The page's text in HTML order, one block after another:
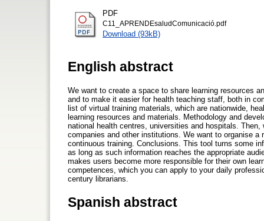
PDF
C11_APRENDEsaludComunicació.pdf
Download (93kB)
English abstract
We want to create a space to share learning resources
and to make it easier for health teaching staff, both in
list of virtual training materials, which are nationwide,
learning resources and materials. Methodology and
national health centres, universities and hospitals.
companies and other institutions. We want to organise
continuous training. Conclusions. This tool turns some
as long as such information reaches the appropriate
makes users become more responsible for their own
competences, which you can apply to your daily
century librarians.
Spanish abstract